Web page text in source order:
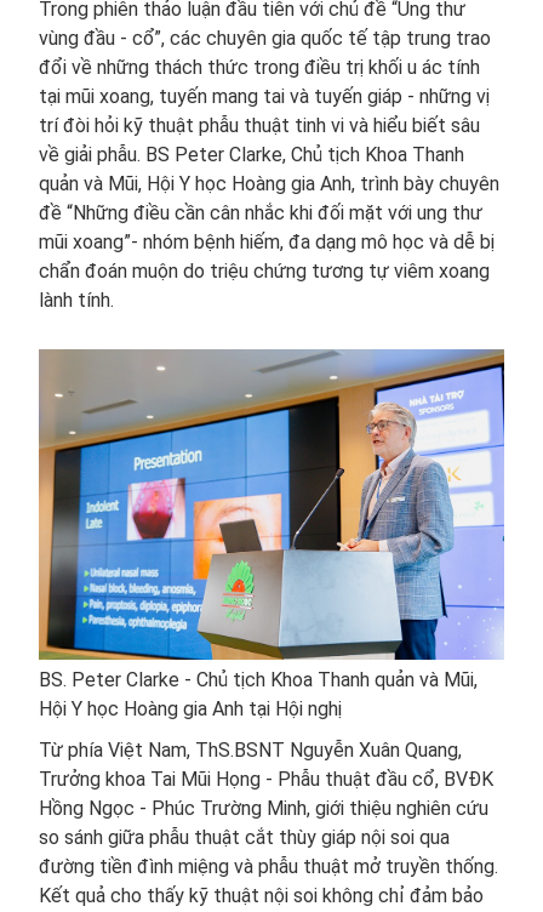
Trong phiên thảo luận đầu tiên với chủ đề “Ung thư
vùng đầu - cổ”, các chuyên gia quốc tế tập trung trao
đổi về những thách thức trong điều trị khối u ác tính
tại mũi xoang, tuyến mang tai và tuyến giáp - những vị
trí đòi hỏi kỹ thuật phẫu thuật tinh vi và hiểu biết sâu
về giải phẫu. BS Peter Clarke, Chủ tịch Khoa Thanh
quản và Mũi, Hội Y học Hoàng gia Anh, trình bày chuyên
đề “Những điều cần cân nhắc khi đối mặt với ung thư
mũi xoang”- nhóm bệnh hiếm, đa dạng mô học và dễ bị
chẩn đoán muộn do triệu chứng tương tự viêm xoang
lành tính.
BS. Peter Clarke - Chủ tịch Khoa Thanh quản và Mũi,
Hội Y học Hoàng gia Anh tại Hội nghị
Từ phía Việt Nam, ThS.BSNT Nguyễn Xuân Quang,
Trưởng khoa Tai Mũi Họng - Phẫu thuật đầu cổ, BVĐK
Hồng Ngọc - Phúc Trường Minh, giới thiệu nghiên cứu
so sánh giữa phẫu thuật cắt thùy giáp nội soi qua
đường tiền đình miệng và phẫu thuật mở truyền thống.
Kết quả cho thấy kỹ thuật nội soi không chỉ đảm bảo